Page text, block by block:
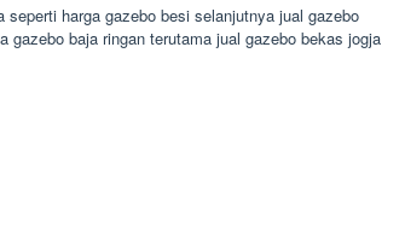
harga gazebo besi selanjutnya jual gazebo
gazebo baja ringan terutama jual gazebo bekas jogja